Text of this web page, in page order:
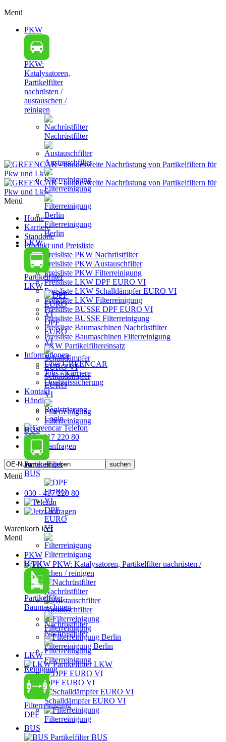
Menü
PKW
PKW:
Katalysatoren,
Partikelfilter
nachrüsten /
austauschen /
reinigen
Nachrüstfilter
Austauschfilter
Filterreinigung
Filterreinigung
Berlin
LKW
Partikelfilter
LKW
DPF
EURO
VI
Schalldämpfer
EURO
VI
Filterreinigung
BUS
Partikelfilter
BUS
DPF
EURO
VI
Filterreinigung
BAU
Partikelfilter
Baumaschinen
Nachrüstfilter
Filterreinigung
Reinigung
Filterreinigung
DPF
Menü
Home
Karriere
Standorte
Produkt und Preisliste
Preisliste PKW Nachrüstfilter
Preisliste PKW Austauschfilter
Preisliste PKW Filterreinigung
Preisliste LKW DPF EURO VI
Preisliste LKW Schalldämpfer EURO VI
Preisliste LKW Filterreinigung
Preisliste BUSSE DPF EURO VI
Preisliste BUSSE Filterreinigung
Preisliste Baumaschinen Nachrüstfilter
Preisliste Baumaschinen Filterreinigung
PKW Partikelfiltereinsatz
Informationen
Über GREENCAR
Jobs / Karriere
Qualitätssicherung
Kontakt
Händler
Registrierung
Login
030 - 417 220 80
Menü
030 - 417 220 80
Warenkorb leer
Menü
PKW
PKW: Katalysatoren, Partikelfilter nachrüsten /
austauschen / reinigen
Nachrüstfilter
Austauschfilter
Filterreinigung
Filterreinigung Berlin
LKW
Partikelfilter LKW
DPF EURO VI
Schalldämpfer EURO VI
Filterreinigung
BUS
Partikelfilter BUS